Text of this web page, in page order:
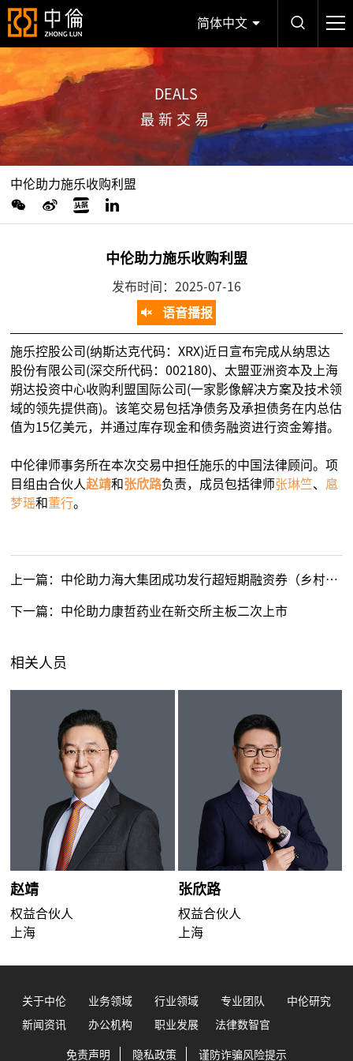
简体中文
DEALS
最新交易
中伦助力施乐收购利盟
中伦助力施乐收购利盟
发布时间：2025-07-16
语音播报
施乐控股公司(纳斯达克代码：XRX)近日宣布完成从纳思达
股份有限公司(深交所代码：002180)、太盟亚洲资本及上海
朔达投资中心收购利盟国际公司(一家影像解决方案及技术领
域的领先提供商)。该笔交易包括净债务及承担债务在内总估
值为15亿美元，并通过库存现金和债务融资进行资金筹措。
中伦律师事务所在本次交易中担任施乐的中国法律顾问。项
目组由合伙人 赵靖和张欣路负责，成员包括律师张琳竺、 扈
梦瑶和董行。
上一篇： 中伦助力海大集团成功发行超短期融资券（乡村振兴）
下一篇： 中伦助力康哲药业在新交所主板二次上市
相关人员
赵靖
权益合伙人
上海
张欣路
权益合伙人
上海
关于中伦 业务领域 行业领域 专业团队 中伦研究
新闻资讯 办公机构 职业发展 法律数智官
免责声明 隐私政策 谨防诈骗风险提示